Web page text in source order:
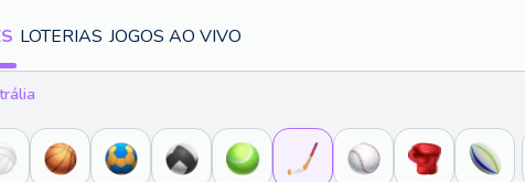
LOTERIAS JOGOS AO VIVO